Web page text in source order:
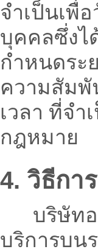
จำเป็นเพื่
บุคคลซึ่งไ
กำหนดระ
ความสัมพั
เวลา ที่จ
กฎหมาย
4. วิธีกา
บริษัทอา
บริการบน